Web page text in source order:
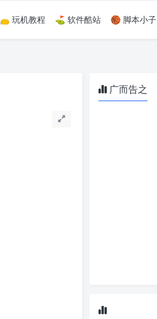
👝 玩机教程 ⛳ 软件酷站 🏀 脚本小子
广而告之